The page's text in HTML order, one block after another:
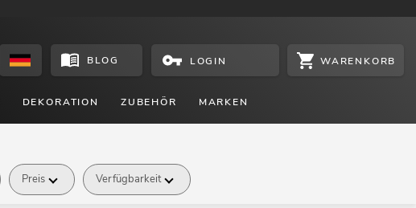
BLOG LOGIN WARENKORB
DEKORATION ZUBEHÖR MARKEN
Preis Verfügbarkeit